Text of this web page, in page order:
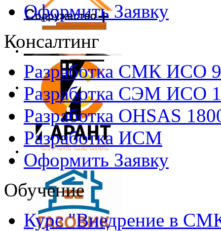
Оформить Заявку
Консалтинг
Разработка СМК ИСО
Разработка СЭМ ИСО
Разработка OHSAS
Разработка ИСМ
Оформить Заявку
Обучение
Курс "Внедрение в